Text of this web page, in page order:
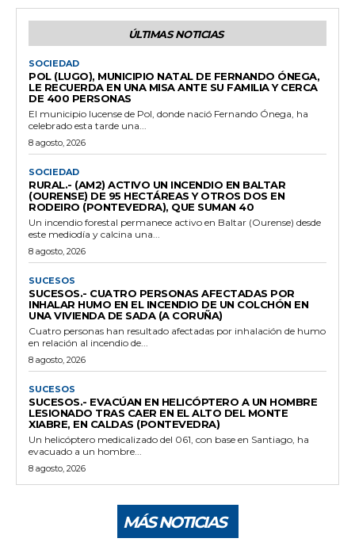
ÚLTIMAS NOTICIAS
SOCIEDAD
POL (LUGO), MUNICIPIO NATAL DE FERNANDO ÓNEGA,
LE RECUERDA EN UNA MISA ANTE SU FAMILIA Y CERCA
DE 400 PERSONAS
El municipio lucense de Pol, donde nació Fernando Ónega, ha
celebrado esta tarde una...
8 agosto, 2026
SOCIEDAD
RURAL.- (AM2) ACTIVO UN INCENDIO EN BALTAR
(OURENSE) DE 95 HECTÁREAS Y OTROS DOS EN
RODEIRO (PONTEVEDRA), QUE SUMAN 40
Un incendio forestal permanece activo en Baltar (Ourense) desde
este mediodía y calcina una...
8 agosto, 2026
SUCESOS
SUCESOS.- CUATRO PERSONAS AFECTADAS POR
INHALAR HUMO EN EL INCENDIO DE UN COLCHÓN EN
UNA VIVIENDA DE SADA (A CORUÑA)
Cuatro personas han resultado afectadas por inhalación de humo
en relación al incendio de...
8 agosto, 2026
SUCESOS
SUCESOS.- EVACÚAN EN HELICÓPTERO A UN HOMBRE
LESIONADO TRAS CAER EN EL ALTO DEL MONTE
XIABRE, EN CALDAS (PONTEVEDRA)
Un helicóptero medicalizado del 061, con base en Santiago, ha
evacuado a un hombre...
8 agosto, 2026
MÁS NOTICIAS